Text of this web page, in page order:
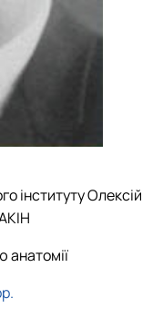
інституту Олексій
анатомії